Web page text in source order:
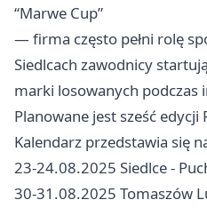
“Marwe Cup”
— firma często pełni rolę
Siedlcach zawodnicy
marki losowanych podczas
Planowane jest sześć
Kalendarz przedstawia się
23-24.08.2025 Siedlce -
30-31.08.2025 Tomaszów